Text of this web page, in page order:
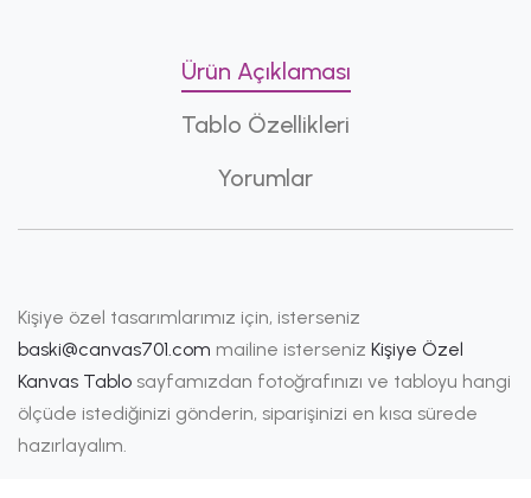
Ürün Açıklaması
Tablo Özellikleri
Yorumlar
Kişiye özel tasarımlarımız için, isterseniz
baski@canvas701.com mailine isterseniz Kişiye Özel
Kanvas Tablo sayfamızdan fotoğrafınızı ve tabloyu hangi
ölçüde istediğinizi gönderin, siparişinizi en kısa sürede
hazırlayalım.